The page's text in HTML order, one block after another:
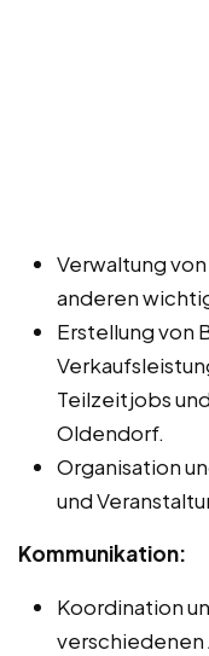
Verwaltung
anderen
Erstellung von
Teilzeitjobs
Oldendorf.
Organisation
und
Kommunikation:
Koordination